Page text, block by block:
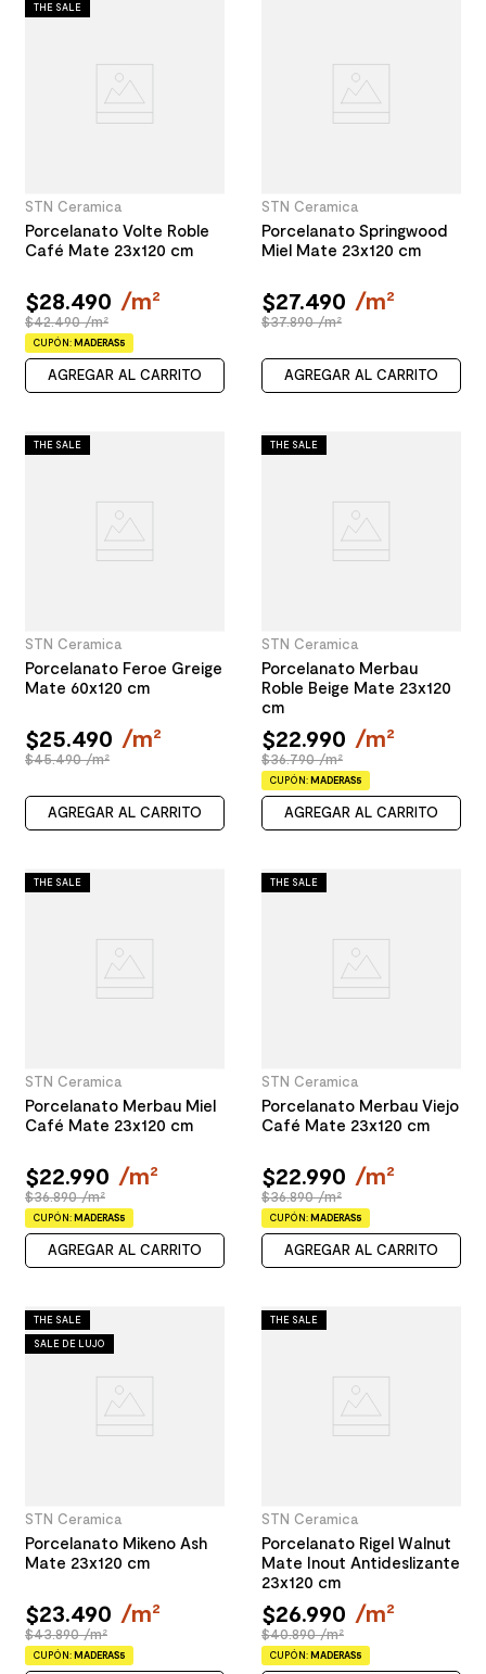
THE SALE
STN Ceramica
Porcelanato Volte Roble
Café Mate 23x120 cm
$28.490 /m²
$42.490 /m²
CUPÓN:MADERAS5
AGREGAR AL CARRITO
STN Ceramica
Porcelanato Springwood
Miel Mate 23x120 cm
$27.490 /m²
$37.890 /m²
AGREGAR AL CARRITO
THE SALE
STN Ceramica
Porcelanato Feroe Greige
Mate 60x120 cm
$25.490 /m²
$45.490 /m²
AGREGAR AL CARRITO
THE SALE
STN Ceramica
Porcelanato Merbau
Roble Beige Mate 23x120
cm
$22.990 /m²
$36.790 /m²
CUPÓN:MADERAS5
AGREGAR AL CARRITO
THE SALE
STN Ceramica
Porcelanato Merbau Miel
Café Mate 23x120 cm
$22.990 /m²
$36.890 /m²
CUPÓN:MADERAS5
AGREGAR AL CARRITO
THE SALE
STN Ceramica
Porcelanato Merbau Viejo
Café Mate 23x120 cm
$22.990 /m²
$36.890 /m²
CUPÓN:MADERAS5
AGREGAR AL CARRITO
THE SALE
SALE DE LUJO
STN Ceramica
Porcelanato Mikeno Ash
Mate 23x120 cm
$23.490 /m²
$43.890 /m²
CUPÓN:MADERAS5
THE SALE
STN Ceramica
Porcelanato Rigel Walnut
Mate Inout Antideslizante
23x120 cm
$26.990 /m²
$40.890 /m²
CUPÓN:MADERAS5